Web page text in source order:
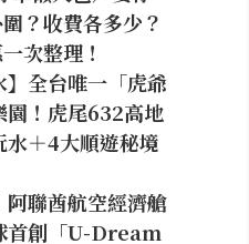
？收費各多少？
次整理！
】全台唯一「虎爺
園！虎尾632高地
水＋4大順遊秘境
聯酋航空經濟艙
首創「U-Dream